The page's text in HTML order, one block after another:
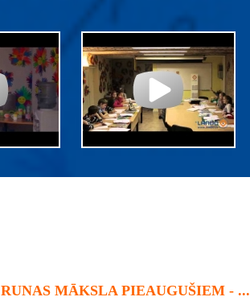
RUNAS MĀKSLA PIEAUGUŠIEM - ...